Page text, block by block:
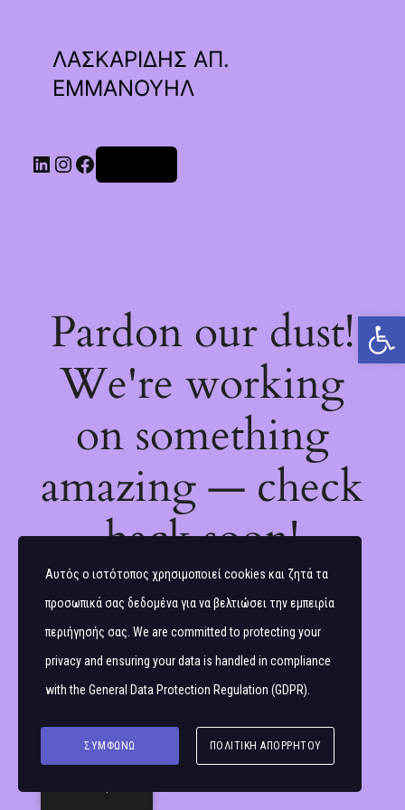
Ανοίξτε τη γραμμή εργαλείων
ΛΑΣΚΑΡΙΔΗΣ ΑΠ.
ΕΜΜΑΝΟΥΗΛ
Linkedin
Instagram
Facebook
Pardon our dust!
We're working
on something
amazing — check
back soon!
Αυτός ο ιστότοπος χρησιμοποιεί cookies και ζητά τα
προσωπικά σας δεδομένα για να βελτιώσει την εμπειρία
περιήγησής σας. We are committed to protecting your
privacy and ensuring your data is handled in compliance
with the General Data Protection Regulation (GDPR)
ΣΥΜΦΩΝΏ ΠΟΛΙΤΙΚΉ ΑΠΟΡΡΉΤΟΥ